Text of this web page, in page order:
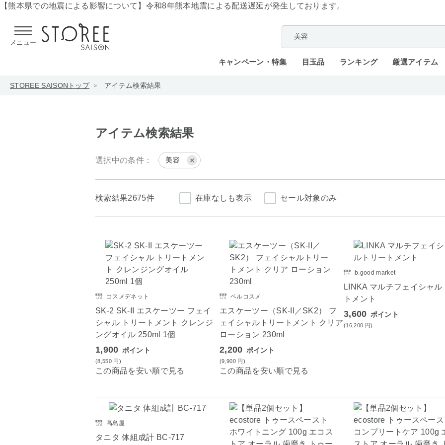
【熊本県での地震による影響について】 令和8年熊本地震による配送遅延が発生しております。
メニュー
キャンペーン・特集 目玉品 ランキング 厳選アイテム
STOREE SAISONトップ アイテム検索結果
アイテム検索結果
選択中の条件： 美容
検索結果2675件 在庫なしも表示 セール対象のみ
コスメデネット
SK-2 SK-II エスケーツー フェイ
シャル トリートメント クレンジ
ングオイル 250ml 1個
1,900 ポイント
(8,550 円)
この商品を安い順で見る
ベルコスメ
エスケーツー（SK-II／SK2） フ
ェイシャルトリートメント クリア
ローション 230ml
2,200 ポイント
(9,900 円)
この商品を安い順で見る
b.good market
LINKA マルチフェイシャル
トメント
3,600 ポイント
(16,200 円)
髙島屋
タニタ 体組成計 BC-717